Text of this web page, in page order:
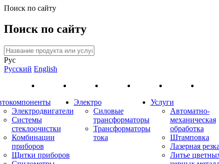
Поиск по сайту
Поиск по сайту
Рус
Русский English
Электродвигатели
Системы
стеклоочистки
Комбинации
приборов
Щитки приборов
Электро
Силовые
трансформаторы
Трансформаторы
тока
Услуги
Автоматно-
механическая
обработка
Штамповка
Лазерная
Литье